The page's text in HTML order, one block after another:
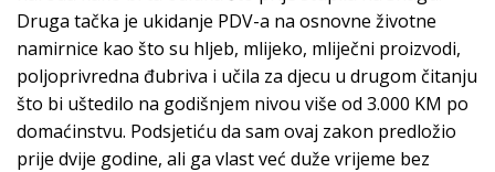
Druga tačka je ukidanje PDV-a na osnovne životne
namirnice kao što su hljeb, mlijeko, mliječni proizvodi,
poljoprivredna đubriva i učila za djecu u drugom čitanju
što bi uštedilo na godišnjem nivou više od 3.000 KM po
domaćinstvu. Podsjetiću da sam ovaj zakon predložio
prije dvije godine, ali ga vlast već duže vrijeme bez